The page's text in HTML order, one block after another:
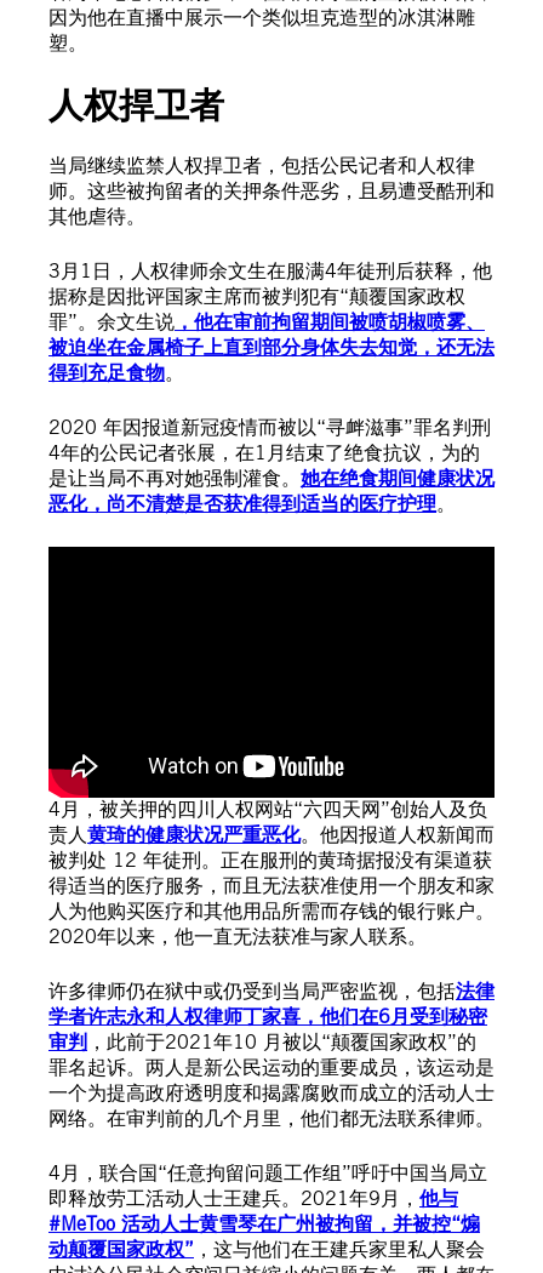
因为他在直播中展示一个类似坦克造型的冰淇淋雕
塑。
人权捍卫者
当局继续监禁人权捍卫者，包括公民记者和人权律
师。这些被拘留者的关押条件恶劣，且易遭受酷刑和
其他虐待。
3月1日，人权律师余文生在服满4年徒刑后获释，他
据称是因批评国家主席而被判犯有“颠覆国家政权
罪”。余文生说 ，他在审前拘留期间被喷胡椒喷雾、
被迫坐在金属椅子上直到部分身体失去知觉，还无法
得到充足食物。
2020 年因报道新冠疫情而被以“寻衅滋事”罪名判刑
4年的公民记者张展，在1月结束了绝食抗议，为的
是让当局不再对她强制灌食。 她在绝食期间健康状况
恶化，尚不清楚是否获准得到适当的医疗护理。
4月，被关押的四川人权网站“六四天网”创始人及负
责人 黄琦的健康状况严重恶化。他因报道人权新闻而
被判处 12 年徒刑。正在服刑的黄琦据报没有渠道获
得适当的医疗服务，而且无法获准使用一个朋友和家
人为他购买医疗和其他用品所需而存钱的银行账户。
2020年以来，他一直无法获准与家人联系。
许多律师仍在狱中或仍受到当局严密监视，包括法律
学者许志永和人权律师丁家喜，他们在6月受到秘密
审判 ，此前于2021年10 月被以“颠覆国家政权”的
罪名起诉。两人是新公民运动的重要成员，该运动是
一个为提高政府透明度和揭露腐败而成立的活动人士
网络。在审判前的几个月里，他们都无法联系律师。
4月，联合国“任意拘留问题工作组”呼吁中国当局立
即释放劳工活动人士王建兵。2021年9月， 他与
#MeToo 活动人士黄雪琴在广州被拘留，并被控“煽
动颠覆国家政权” ，这与他们在王建兵家里私人聚会